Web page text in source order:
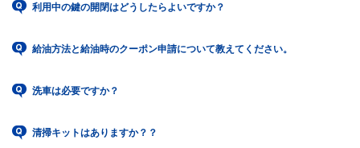
利用中の鍵の開閉はどうしたらよいですか？
給油方法と給油時のクーポン申請について教えてください。
洗車は必要ですか？
清掃キットはありますか？？